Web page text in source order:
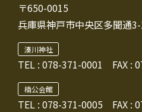
〒650-0015
兵庫県神戸市中央区多聞通
湊川神社
TEL : 078-371-0001 FAX :
楠公会館
TEL : 078-371-0005 FAX :